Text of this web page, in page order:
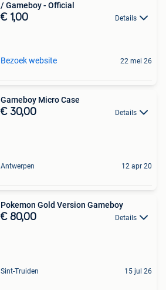
/ Gameboy - Official
€ 1,00 Details
Bezoek website 22 mei 26
Gameboy Micro Case
€ 30,00 Details
Antwerpen 12 apr 20
Pokemon Gold Version Gameboy
€ 80,00 Details
Sint-Truiden 15 jul 26